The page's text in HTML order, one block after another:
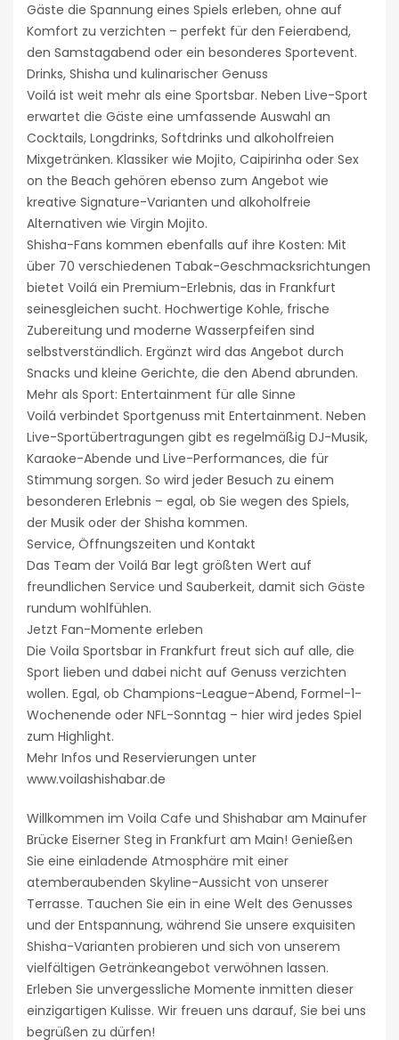
Gäste die Spannung eines Spiels erleben, ohne auf
Komfort zu verzichten – perfekt für den Feierabend,
den Samstagabend oder ein besonderes Sportevent.
Drinks, Shisha und kulinarischer Genuss
Voilá ist weit mehr als eine Sportsbar. Neben Live-Sport
erwartet die Gäste eine umfassende Auswahl an
Cocktails, Longdrinks, Softdrinks und alkoholfreien
Mixgetränken. Klassiker wie Mojito, Caipirinha oder Sex
on the Beach gehören ebenso zum Angebot wie
kreative Signature-Varianten und alkoholfreie
Alternativen wie Virgin Mojito.
Shisha-Fans kommen ebenfalls auf ihre Kosten: Mit
über 70 verschiedenen Tabak-Geschmacksrichtungen
bietet Voilá ein Premium-Erlebnis, das in Frankfurt
seinesgleichen sucht. Hochwertige Kohle, frische
Zubereitung und moderne Wasserpfeifen sind
selbstverständlich. Ergänzt wird das Angebot durch
Snacks und kleine Gerichte, die den Abend abrunden.
Mehr als Sport: Entertainment für alle Sinne
Voilá verbindet Sportgenuss mit Entertainment. Neben
Live-Sportübertragungen gibt es regelmäßig DJ-Musik,
Karaoke-Abende und Live-Performances, die für
Stimmung sorgen. So wird jeder Besuch zu einem
besonderen Erlebnis – egal, ob Sie wegen des Spiels,
der Musik oder der Shisha kommen.
Service, Öffnungszeiten und Kontakt
Das Team der Voilá Bar legt größten Wert auf
freundlichen Service und Sauberkeit, damit sich Gäste
rundum wohlfühlen.
Jetzt Fan-Momente erleben
Die Voila Sportsbar in Frankfurt freut sich auf alle, die
Sport lieben und dabei nicht auf Genuss verzichten
wollen. Egal, ob Champions-League-Abend, Formel-1-
Wochenende oder NFL-Sonntag – hier wird jedes Spiel
zum Highlight.
Mehr Infos und Reservierungen unter
www.voilashishabar.de
Willkommen im Voila Cafe und Shishabar am Mainufer
Brücke Eiserner Steg in Frankfurt am Main! Genießen
Sie eine einladende Atmosphäre mit einer
atemberaubenden Skyline-Aussicht von unserer
Terrasse. Tauchen Sie ein in eine Welt des Genusses
und der Entspannung, während Sie unsere exquisiten
Shisha-Varianten probieren und sich von unserem
vielfältigen Getränkeangebot verwöhnen lassen.
Erleben Sie unvergessliche Momente inmitten dieser
einzigartigen Kulisse. Wir freuen uns darauf, Sie bei uns
begrüßen zu dürfen!